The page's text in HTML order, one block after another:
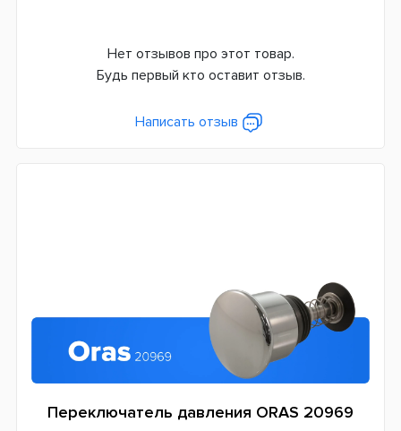
Нет отзывов про этот товар.
Будь первый кто оставит отзыв.
Написать отзыв
Переключатель давления ORAS 20969